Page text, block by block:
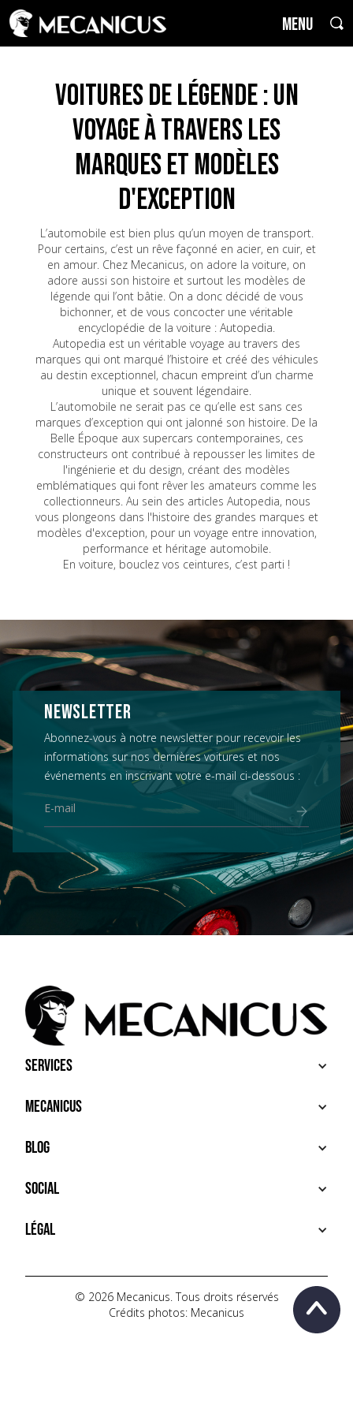
MENU
Voitures de Légende : un
voyage à travers les
marques et modèles
d'exception
L’automobile est bien plus qu’un moyen de transport.
Pour certains, c’est un rêve façonné en acier, en cuir, et
en amour. Chez Mecanicus, on adore la voiture, on
adore aussi son histoire et surtout les modèles de
légende qui l’ont bâtie. On a donc décidé de vous
bichonner, et de vous concocter une véritable
encyclopédie de la voiture : Autopedia.
Autopedia est un véritable voyage au travers des
marques qui ont marqué l’histoire et créé des véhicules
au destin exceptionnel, chacun empreint d’un charme
unique et souvent légendaire.
L’automobile ne serait pas ce qu’elle est sans ces
marques d’exception qui ont jalonné son histoire. De la
Belle Époque aux supercars contemporaines, ces
constructeurs ont contribué à repousser les limites de
l'ingénierie et du design, créant des modèles
emblématiques qui font rêver les amateurs comme les
collectionneurs. Au sein des articles Autopedia, nous
vous plongeons dans l'histoire des grandes marques et
modèles d'exception, pour un voyage entre innovation,
performance et héritage automobile.
En voiture, bouclez vos ceintures, c’est parti !
NEWSLETTER
Abonnez-vous à notre newsletter pour recevoir les
informations sur nos dernières voitures et nos
événements en inscrivant votre e-mail ci-dessous :
Services
ACHETER
VENDRE
SERVICES PREMIUM
Mecanicus
À PROPOS
HOUSE MECANICUS
CONTACT
Blog
NEWS
VIDÉOS
AUTOPÉDIA
Social
INSTAGRAM
TIKTOK
YOUTUBE
Légal
POLITIQUE DE CONFIDENTIALITÉ
© 2026 Mecanicus. Tous droits réservés
Crédits photos: Mecanicus